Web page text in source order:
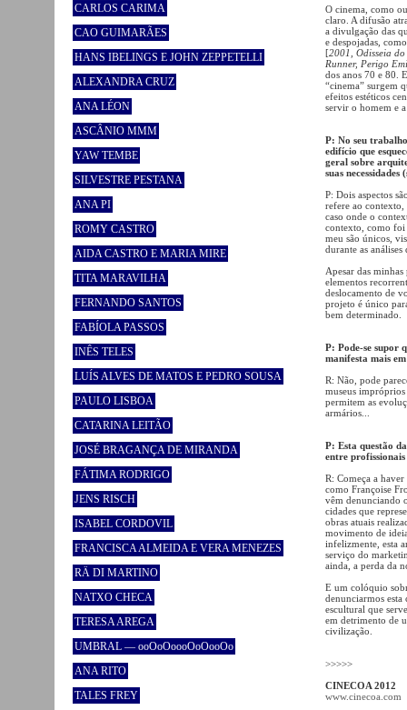
CARLOS CARIMA
CAO GUIMARÃES
HANS IBELINGS E JOHN ZEPPETELLI
ALEXANDRA CRUZ
ANA LÉON
ASCÂNIO MMM
YAW TEMBE
SILVESTRE PESTANA
ANA PI
ROMY CASTRO
AIDA CASTRO E MARIA MIRE
TITA MARAVILHA
FERNANDO SANTOS
FABÍOLA PASSOS
INÊS TELES
LUÍS ALVES DE MATOS E PEDRO SOUSA
PAULO LISBOA
CATARINA LEITÃO
JOSÉ BRAGANÇA DE MIRANDA
FÁTIMA RODRIGO
JENS RISCH
ISABEL CORDOVIL
FRANCISCA ALMEIDA E VERA MENEZES
RÄ DI MARTINO
NATXO CHECA
TERESA AREGA
UMBRAL — ooOoOoooOoOooOo
ANA RITO
TALES FREY
O cinema, como
claro. A difusão
a divulgação das
e despojadas,
[2001, Odisseia do
Runner, Perigo
dos anos 70 e 80.
“cinema” surgem
efeitos estéticos
servir o homem e a
P: No seu
edifício que
geral sobre
suas
P: Dois aspectos
refere ao
caso onde o
contexto, como foi
meu são únicos,
durante as
Apesar das
elementos
deslocamento de
projeto é único
bem determinado.
P: Pode-se supor
manifesta mais
R: Não, pode
museus impróprios
permitem as
armários...
P: Esta questão
entre
R: Começa a
como Françoise
vêm denunciando
cidades que
obras atuais
movimento de
infelizmente, esta
serviço do
ainda, a perda da
E um colóquio
denunciarmos
escultural que
em detrimento de
civilização.
>>>>>
CINECOA 2012
www.cinecoa.com